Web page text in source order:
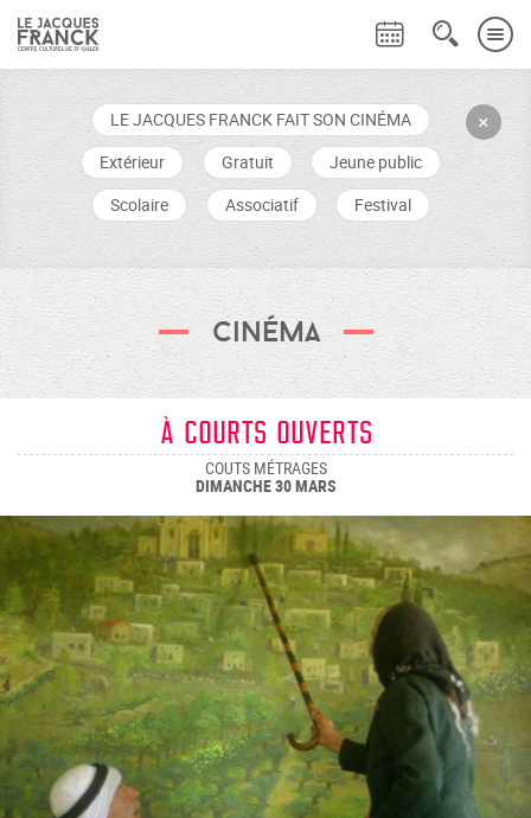
+
LE JACQUES FRANCK FAIT SON CINÉMA
Extérieur
Gratuit
Jeune public
Scolaire
Associatif Festival
Cinéma
À Courts Ouverts
COUTS MÉTRAGES
DIMANCHE 30 MARS